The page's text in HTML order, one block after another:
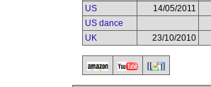
US
14/05/2011
US dance
UK
23/10/2010